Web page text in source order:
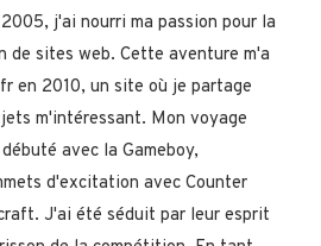
j'ai nourri ma passion pour la
de sites web. Cette aventure m'a
en 2010, un site où je partage
m'intéressant. Mon voyage
avec la Gameboy,
d'excitation avec Counter
J'ai été séduit par leur esprit